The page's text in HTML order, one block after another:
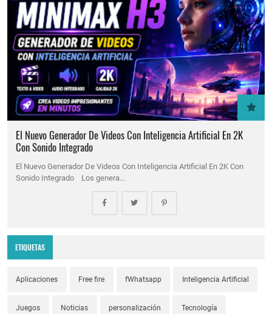
El Nuevo Generador De Videos Con Inteligencia Artificial En 2K
Con Sonido Integrado
El Nuevo Generador De Videos Con Inteligencia Artificial En 2K Con
Sonido Integrado Los genera…
ETIQUETAS
Aplicaciones Free fire fWhatsapp Inteligencia Artificial
Juegos Noticias personalización Tecnología